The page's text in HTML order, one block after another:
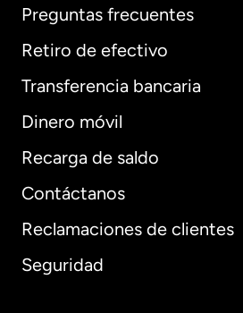
Preguntas frecuentes
Retiro de efectivo
Transferencia bancaria
Dinero móvil
Recarga de saldo
Contáctanos
Reclamaciones de clientes
Seguridad